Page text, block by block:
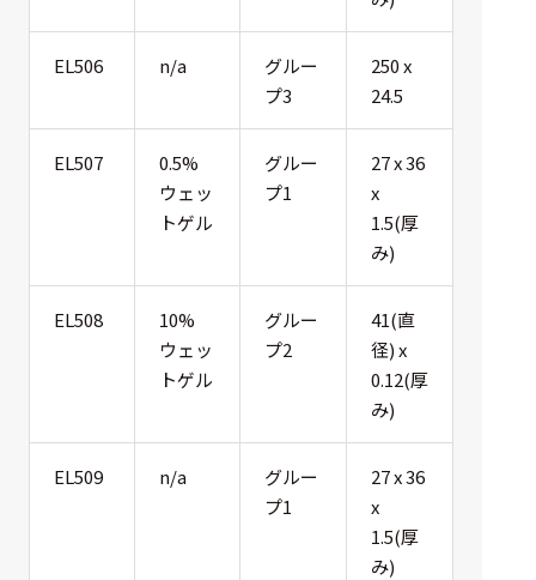
EL506 n/a
グルー
プ3
250 x
24.5
EL507
0.5%
ウェッ
トゲル
グルー
プ1
27 x 36
x
1.5(厚
み)
EL508
10%
ウェッ
トゲル
グルー
プ2
41(直
径) x
0.12(厚
み)
EL509 n/a
グルー
プ1
27 x 36
x
1.5(厚
み)